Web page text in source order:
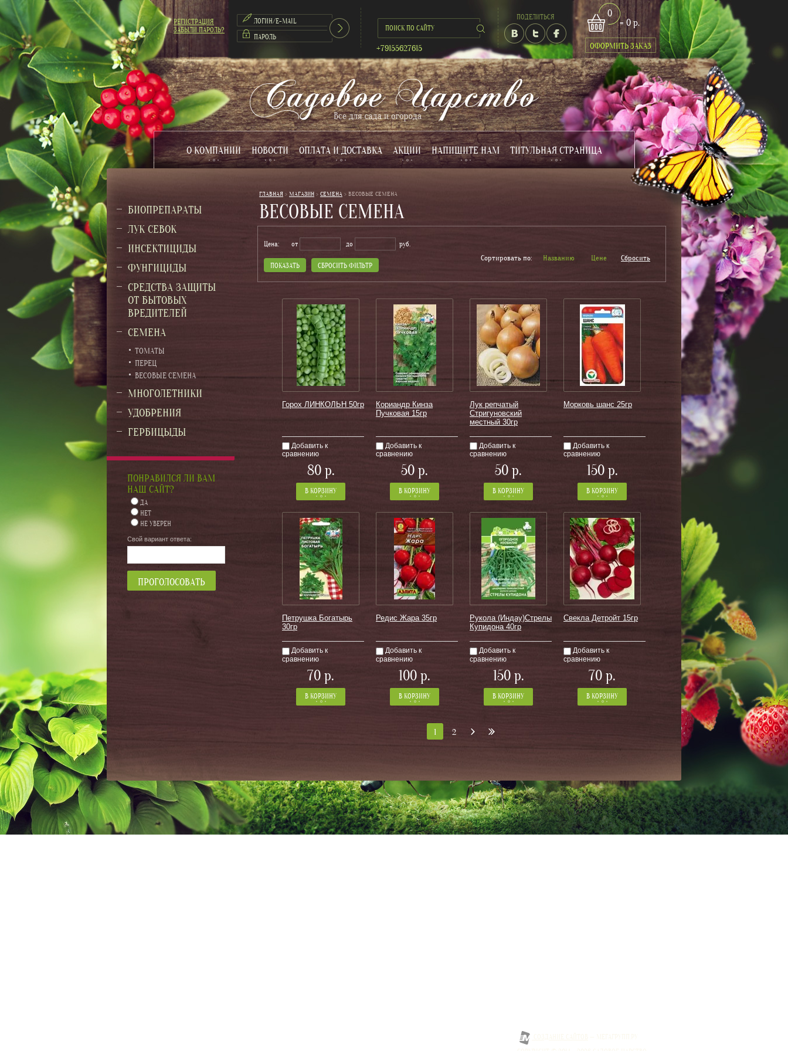
+79155627615
О КОМПАНИИ НОВОСТИ ОПЛАТА И ДОСТАВКА АКЦИИ НАПИШИТЕ НАМ ТИТУЛЬНАЯ СТРАНИЦА
ПОДЕЛИТЬСЯ
РЕГИСТРАЦИЯ
ЗАБЫЛИ ПАРОЛЬ?
0
= 0 р.
ОФОРМИТЬ ЗАКАЗ
БИОПРЕПАРАТЫ
ЛУК СЕВОК
ИНСЕКТИЦИДЫ
ФУНГИЦИДЫ
СРЕДСТВА ЗАЩИТЫ
ОТ БЫТОВЫХ
ВРЕДИТЕЛЕЙ
СЕМЕНА
ТОМАТЫ
ПЕРЕЦ
ВЕСОВЫЕ СЕМЕНА
МНОГОЛЕТНИКИ
УДОБРЕНИЯ
ГЕРБИЦЫДЫ
ПОНРАВИЛСЯ ЛИ ВАМ
НАШ САЙТ?
ДА
НЕТ
НЕ УВЕРЕН
Свой вариант ответа:
ГЛАВНАЯ > МАГАЗИН > СЕМЕНА > ВЕСОВЫЕ СЕМЕНА
ВЕСОВЫЕ СЕМЕНА
Цена: от до руб.
ПОКАЗАТЬ СБРОСИТЬ ФИЛЬТР
Сортировать по: Названию Цене Сбросить
Горох ЛИНКОЛЬН 50гр
Добавить к
сравнению
Количество:
−
от 1 шт по 1 шт
80р.
В КОРЗИНУ
Кориандр Кинза
Пучковая 15гр
Добавить к
сравнению
Количество:
−
от 1 шт по 1 шт
50 р.
В КОРЗИНУ
Лук репчатый
Стригуновский
местный 30гр
Добавить к
сравнению
Количество:
−
от 1 шт по 1 шт
50 р.
В КОРЗИНУ
Морковь шанс 25гр
Добавить к
сравнению
Количество:
−
от 1 шт по 1 шт
150р.
В КОРЗИНУ
Петрушка Богатырь
30гр
Добавить к
сравнению
Количество:
−
от 1 шт по 1 шт
70 р.
В КОРЗИНУ
Редис Жара 35гр
Добавить к
сравнению
Количество:
−
от 1 шт по 1 шт
100 р.
В КОРЗИНУ
Рукола (Индау)Стрелы
Купидона 40гр
Добавить к
сравнению
Количество:
−
от 1 шт по 1 шт
150р.
В КОРЗИНУ
Свекла Детройт 15гр
Добавить к
сравнению
Количество:
−
от 1 шт по 1 шт
70 р.
В КОРЗИНУ
1 2